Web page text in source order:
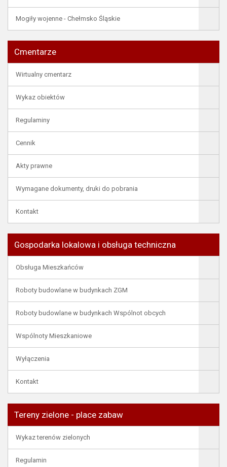
Mogiły wojenne - Chełmsko Śląskie
Cmentarze
Wirtualny cmentarz
Wykaz obiektów
Regulaminy
Cennik
Akty prawne
Wymagane dokumenty, druki do pobrania
Kontakt
Gospodarka lokalowa i obsługa techniczna
Obsługa Mieszkańców
Roboty budowlane w budynkach ZGM
Roboty budowlane w budynkach Wspólnot obcych
Wspólnoty Mieszkaniowe
Wyłączenia
Kontakt
Tereny zielone - place zabaw
Wykaz terenów zielonych
Regulamin